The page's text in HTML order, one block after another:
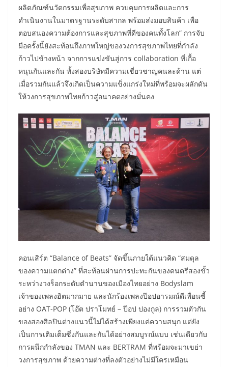
ผลิตภัณฑ์นวัตกรรมเพื่อสุขภาพ ควบคุมการผลิตและการ
ดำเนินงานในมาตรฐานระดับสากล พร้อมส่งมอบสินค้า เพื่อ
ตอบสนองความต้องการและสุขภาพที่ดีของคนทั้งโลก” การจับ
มือครั้งนี้ยังสะท้อนถึงภาพใหญ่ของวงการสุขภาพไทยที่กำลัง
ก้าวไปข้างหน้า จากการแข่งขันสู่การ collaboration ที่เกื้อ
หนุนกันและกัน ทั้งสองบริษัทมีความเชี่ยวชาญคนละด้าน แต่
เมื่อรวมกันแล้วจึงเกิดเป็นความแข็งแกร่งใหม่ที่พร้อมจะผลักดัน
ให้วงการสุขภาพไทยก้าวสู่อนาคตอย่างมั่นคง
คอนเสิร์ต “Balance of Beats” จัดขึ้นภายใต้แนวคิด “สมดุล
ของความแตกต่าง” ที่สะท้อนผ่านการปะทะกันของดนตรีสองขั้ว
ระหว่างวงร็อกระดับตำนานของเมืองไทยอย่าง Bodyslam
เจ้าของเพลงฮิตมากมาย และนักร้องเพลงป๊อปอารมณ์ดีเพื่อนซี้
อย่าง OAT-POP (โอ๊ต ปราโมทย์ – ป๊อป ปองกูล) การรวมตัวกัน
ของสองศิลปินต่างแนวนี้ไม่ได้สร้างเพียงแค่ความสนุก แต่ยัง
เป็นการเติมเต็มซึ่งกันและกันได้อย่างสมบูรณ์แบบ เช่นเดียวกับ
การผนึกกำลังของ TMAN และ BERTRAM ที่พร้อมจะมาเขย่า
วงการสุขภาพ ด้วยความต่างที่ลงตัวอย่างไม่มีใครเหมือน